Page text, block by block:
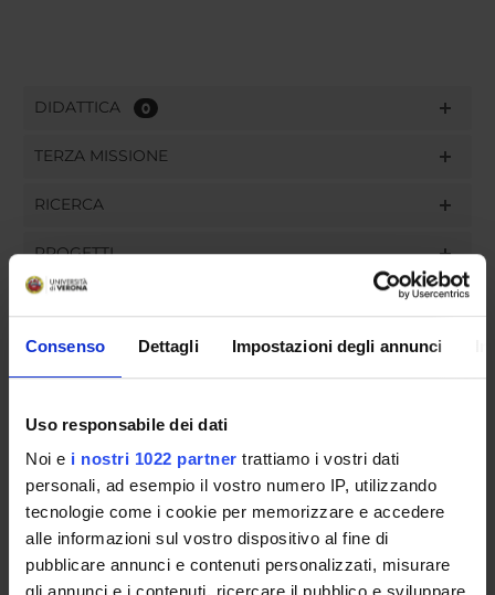
Consenso Dettagli Impostazioni degli annunci
Uso responsabile dei dati
Noi e i nostri 1022 partner trattiamo i vostri dati
personali, ad esempio il vostro numero IP, utilizzando
tecnologie come i cookie per memorizzare e accedere
alle informazioni sul vostro dispositivo al fine di
pubblicare annunci e contenuti personalizzati, misurare
DIDATTICA 0
TERZA MISSIONE
RICERCA
PROGETTI
INCARICHI
ORGANIZZAZIONE
GOVERNANCE
COMMISSIONI
UFFICI E STRUTTURE DI SERVIZIO